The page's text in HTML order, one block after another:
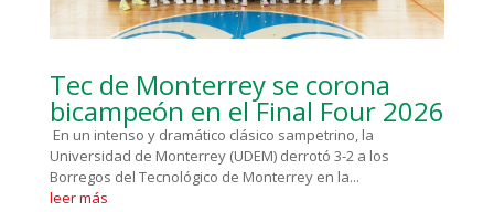
Tec de Monterrey se corona
bicampeón en el Final Four 2026
En un intenso y dramático clásico sampetrino, la
Universidad de Monterrey (UDEM) derrotó 3-2 a los
Borregos del Tecnológico de Monterrey en la...
leer más